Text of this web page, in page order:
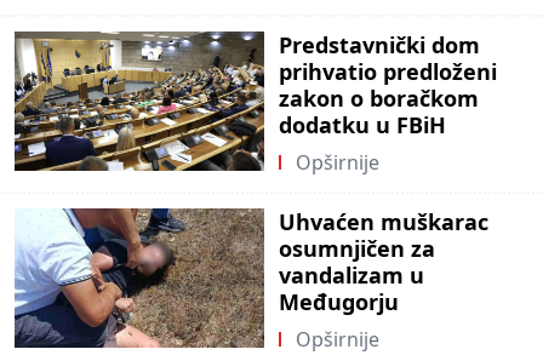
Predstavnički dom
prihvatio predloženi
zakon o boračkom
dodatku u FBiH
Opširnije
Uhvaćen muškarac
osumnjičen za
vandalizam u
Međugorju
Opširnije